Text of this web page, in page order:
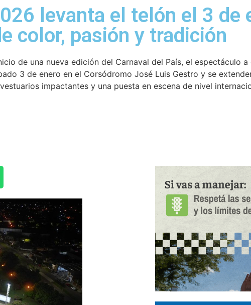
levanta el telón el 3 de
color, pasión y tradición
de una nueva edición del Carnaval del País, el espectáculo
3 de enero en el Corsódromo José Luis Gestro y se
impactantes y una puesta en escena de nivel